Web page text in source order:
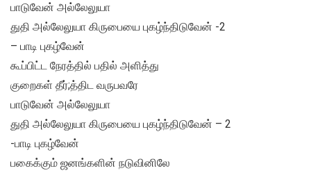
பாடுவேன் அல்லேலுயா
துதி அல்லேலுயா கிருபையை புகழ்ந்திடுவேன் -2
– பாடி புகழ்வேன்
கூப்பிட்ட நேரத்தில் பதில் அளித்து
குறைகள் தீர்;த்திட வருபவரே
பாடுவேன் அல்லேலுயா
துதி அல்லேலுயா கிருபையை புகழ்ந்திடுவேன் – 2
-பாடி புகழ்வேன்
பகைக்கும் ஜனங்களின் நடுவினிலே